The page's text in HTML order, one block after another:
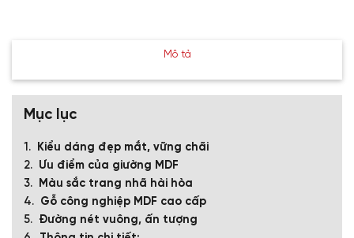
Mô tả
Mục lục
Kiểu dáng đẹp mắt, vững chãi
Ưu điểm của giường MDF
Màu sắc trang nhã hài hòa
Gỗ công nghiệp MDF cao cấp
Đường nét vuông, ấn tượng